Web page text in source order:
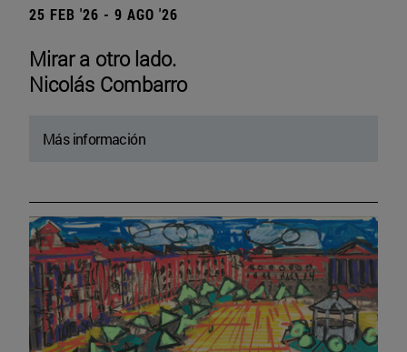
25 FEB '26 - 9 AGO '26
Mirar a otro lado.
Nicolás Combarro
Más información